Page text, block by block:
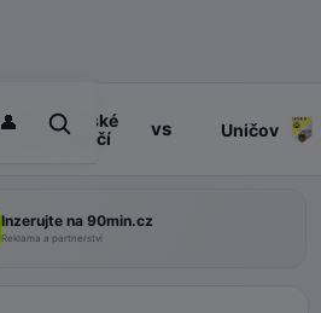
👤
Valašské
Meziříčí
vs Uničov
Inzerujte na 90min.cz
Reklama a partnerství